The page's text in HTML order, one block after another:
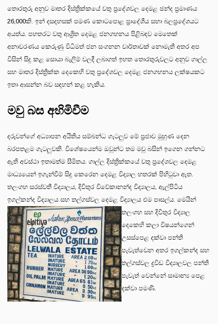
තොරතුරු අනුව මාතර දිස්ත්‍රික්කයේ වතු ප්‍රදේශවල දෙමළ ඡන්ද ප්‍රමාණය
26,000කි. ඉන් දසදහසක් පමණ කොටපොළ ප්‍රාදේශීය සභා බලප්‍රදේශයට
අයත්ය. පහතරට වතු ආශ්‍රිත දෙමළ ජනගහනය පිළිබඳව මෙතෙක්
අනාවරණය කෙරුණු විධිමත් ජන සංගනන වාර්තාවක් නොමැති අතර අප
විසින් සිදු කළ සොයා බැලිම් වලදී ලබාගත් ඉහත තොරතුරුවලට අනුව ගාල්ල
සහ මාතර දිස්ත්‍රික්ක දෙකෙහි වතු ප්‍රදේශවල දෙමළ ජනගහනය ලක්ෂයකට
ඉතා ආසන්න බව සඳහන් කළ හැකිය.
මවු බස අහිමිවීම
දරුවන්ගේ අධ්‍යාපන අයිතිය සම්බන්ධ ගැටලුව මේ ප්‍රජාව මුහුණ දෙන
බරපතළම ගැටලුවකි. විශේෂයෙන්ම ඔවුන්ට තම මවු බසින් ඉගෙන ගන්නට
ඇති අවස්ථා ඉතාමත්ම සීමිතය. ගාල්ල දිස්ත්‍රික්කයේ වතු ප්‍රදේශවල දෙමළ
මාධ්‍යයෙන් ඉගැන්වීම් සිදු කෙරෙන දෙමළ විද්‍යාල හතරක් පිහිටුවා ඇත.
තලංගහ සරස්වතී විද්‍යාලය, දිවිතුර විවේකානන්ද විද්‍යාලය, ඇල්පිටිය
ඉගල්කන්ද විද්‍යාලය සහ තල්ගස්වල දෙමළ විද්‍යාලය එම පාසල්ය. මෙයින්
තලංගහ සහ දිවිතුර විද්‍යාල
දෙකෙහි කලා විෂයන්ගෙන්
උසස්පෙළ දක්වා පන්ති
පැවැත්වෙන අතර ඉගල්කන්ද සහ
තල්ගස්වල ද්‍රවිඩ විද්‍යාලවල පන්ති
පැවැත් වෙන්නේ සාමාන්‍ය පෙළ
දක්වා පමණි.